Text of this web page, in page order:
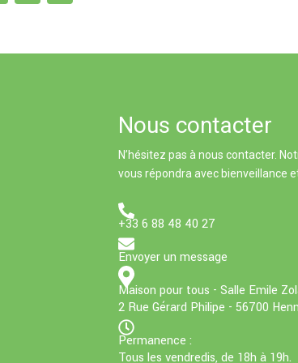
Nous contacter
N’hésitez pas à nous contacter.
vous répondra avec bienveillance
+33 6 88 48 40 27
Envoyer un message
Maison pour tous - Salle Emile
2 Rue Gérard Philipe - 56700
Permanence :
Tous les vendredis, de 18h à 19h.